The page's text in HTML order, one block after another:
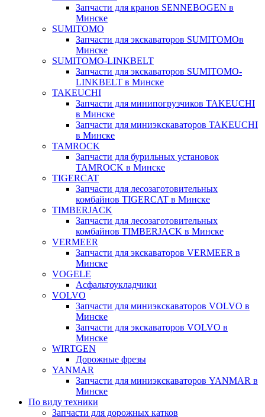
Запчасти для кранов SENNEBOGEN в
Минске
SUMITOMO
Запчасти для экскаваторов SUMITOMOв
Минске
SUMITOMO-LINKBELT
Запчасти для экскаваторов SUMITOMO-
LINKBELT в Минске
TAKEUCHI
Запчасти для минипогрузчиков TAKEUCHI
в Минске
Запчасти для миниэкскаваторов TAKEUCHI
в Минске
TAMROCK
Запчасти для бурильных установок
TAMROCK в Минске
TIGERCAT
Запчасти для лесозаготовительных
комбайнов TIGERCAT в Минске
TIMBERJACK
Запчасти для лесозаготовительных
комбайнов TIMBERJACK в Минске
VERMEER
Запчасти для экскаваторов VERMEER в
Минске
VOGELE
Асфальтоукладчики
VOLVO
Запчасти для миниэкскаваторов VOLVO в
Минске
Запчасти для экскаваторов VOLVO в
Минске
WIRTGEN
Дорожные фрезы
YANMAR
Запчасти для миниэкскаваторов YANMAR в
Минске
По виду техники
Запчасти для дорожных катков